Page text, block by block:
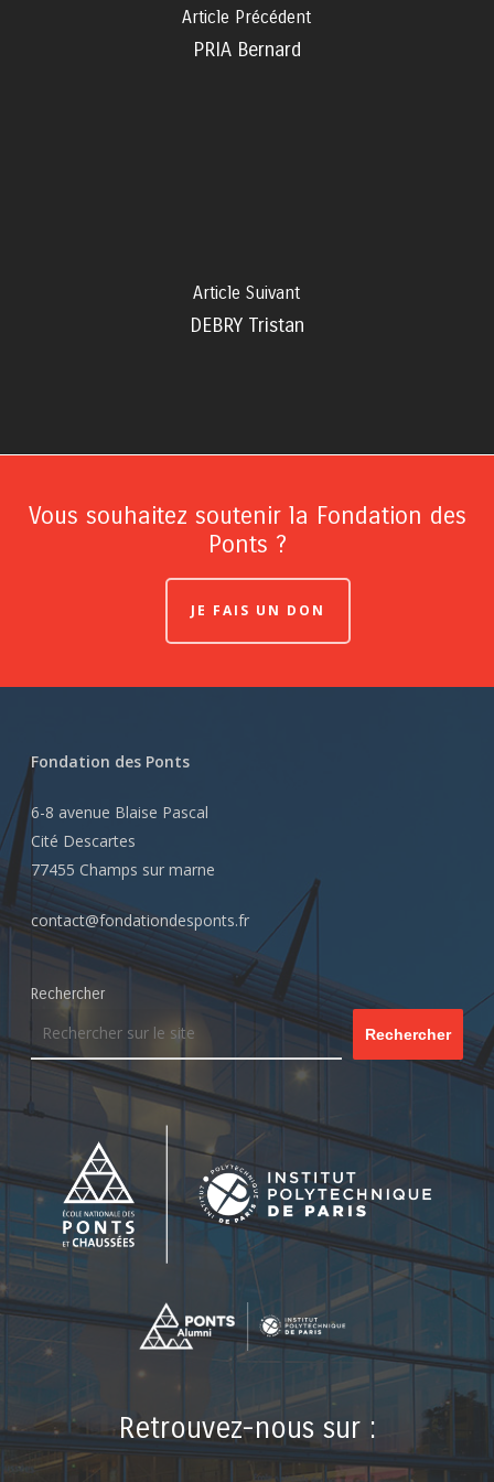
Article Précédent
PRIA Bernard
Article Suivant
DEBRY Tristan
Vous souhaitez soutenir la Fondation des
Ponts ?
JE FAIS UN DON
Fondation des Ponts
6-8 avenue Blaise Pascal
Cité Descartes
77455 Champs sur marne
contact@fondationdesponts.fr
Rechercher
Rechercher
Retrouvez-nous sur :